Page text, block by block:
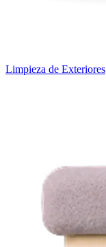
Limpieza de Exteriores